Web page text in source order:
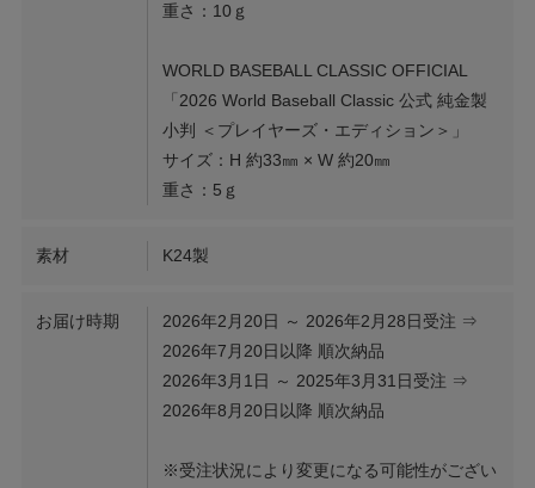
重さ：10ｇ
WORLD BASEBALL CLASSIC OFFICIAL
「2026 World Baseball Classic 公式 純金製
小判 ＜プレイヤーズ・エディション＞」
サイズ：H 約33㎜ × W 約20㎜
重さ：5ｇ
素材 K24製
お届け時期
2026年2月20日 ～ 2026年2月28日受注 ⇒
2026年7月20日以降 順次納品
2026年3月1日 ～ 2025年3月31日受注 ⇒
2026年8月20日以降 順次納品
※受注状況により変更になる可能性がござい